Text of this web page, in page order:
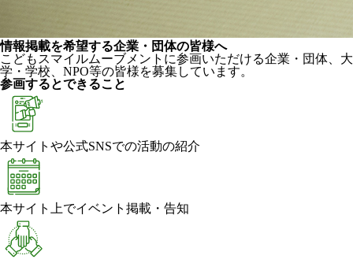
情報掲載を希望する企業・団体の皆様へ
こどもスマイルムーブメントに参画いただける企業・団体、大
学・学校、NPO等の皆様を募集しています。
参画するとできること
本サイトや公式SNSでの活動の紹介
本サイト上でイベント掲載・告知